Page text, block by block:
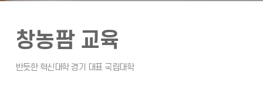
창농팜 교육